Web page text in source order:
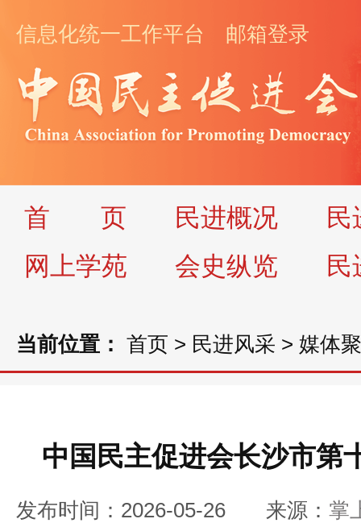
信息化统一工作平台 邮箱登录
首 页 民进概况
民
网上学苑
会史纵览 民
当前位置： 首页 > 民进风采 > 媒体
中国民主促进会长沙市第
发布时间：2026-05-26 来源： 掌